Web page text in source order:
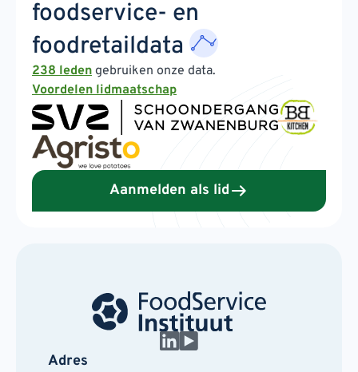
foodservice- en
foodretaildata
238 leden gebruiken onze data.
Voordelen lidmaatschap
Aanmelden als lid
Adres